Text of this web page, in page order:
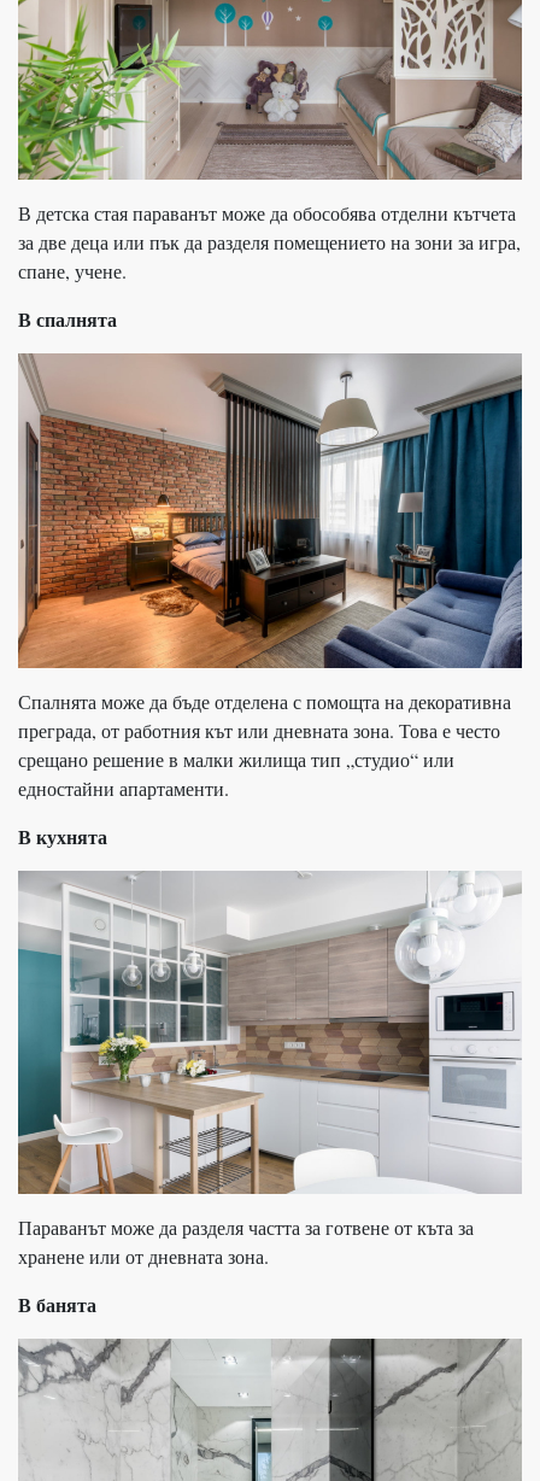
В детска стая параванът може да обособява отделни кътчета
за две деца или пък да разделя помещението на зони за игра,
спане, учене.
В спалнята
Спалнята може да бъде отделена с помощта на декоративна
преграда, от работния кът или дневната зона. Това е често
срещано решение в малки жилища тип „студио“ или
едностайни апартаменти.
В кухнята
Параванът може да разделя частта за готвене от къта за
хранене или от дневната зона.
В банята